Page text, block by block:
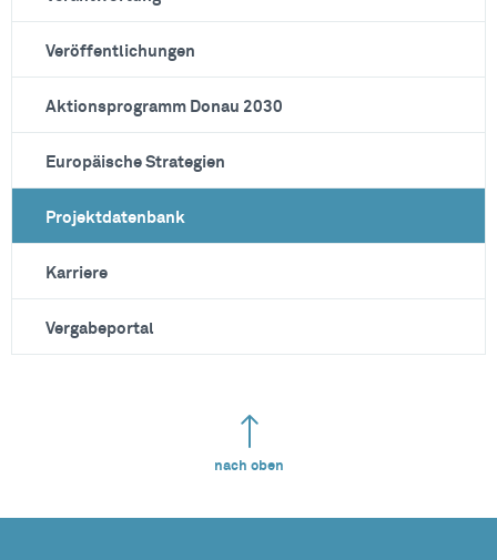
Veröffentlichungen
Aktionsprogramm Donau 2030
Europäische Strategien
Projektdatenbank
Karriere
Vergabeportal
nach oben